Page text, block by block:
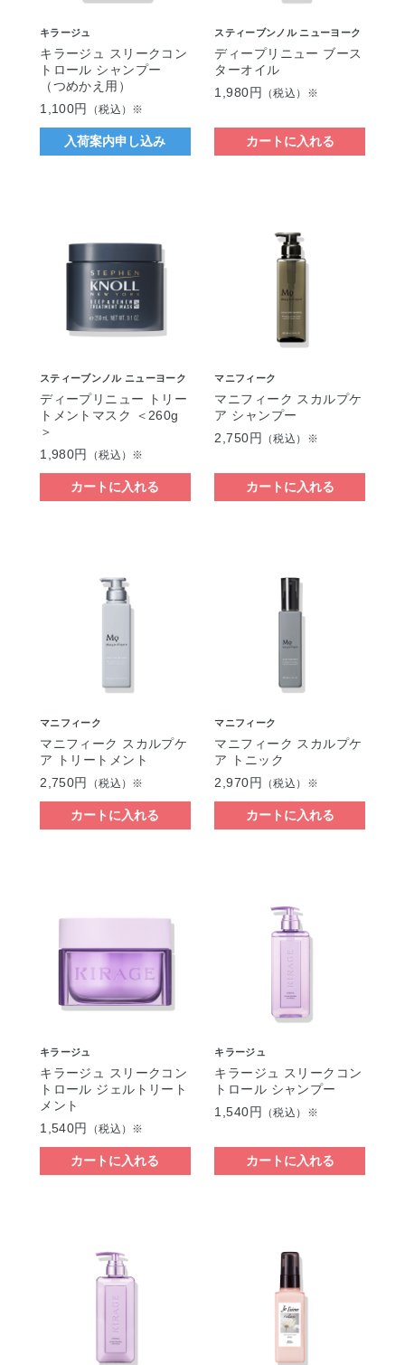
キラージュ
キラージュ スリークコン
トロール シャンプー
（つめかえ用）
1,100円
（税込）※
入荷案内申し込み
スティーブンノル ニューヨーク
ディープリニュー ブース
ターオイル
1,980円
（税込）※
カートに入れる
スティーブンノル ニューヨーク
ディープリニュー トリー
トメントマスク ＜260g
＞
1,980円
（税込）※
カートに入れる
マニフィーク
マニフィーク スカルプケ
ア シャンプー
2,750円
（税込）※
カートに入れる
マニフィーク
マニフィーク スカルプケ
ア トリートメント
2,750円
（税込）※
カートに入れる
マニフィーク
マニフィーク スカルプケ
ア トニック
2,970円
（税込）※
カートに入れる
キラージュ
キラージュ スリークコン
トロール ジェルトリート
メント
1,540円
（税込）※
カートに入れる
キラージュ
キラージュ スリークコン
トロール シャンプー
1,540円
（税込）※
カートに入れる